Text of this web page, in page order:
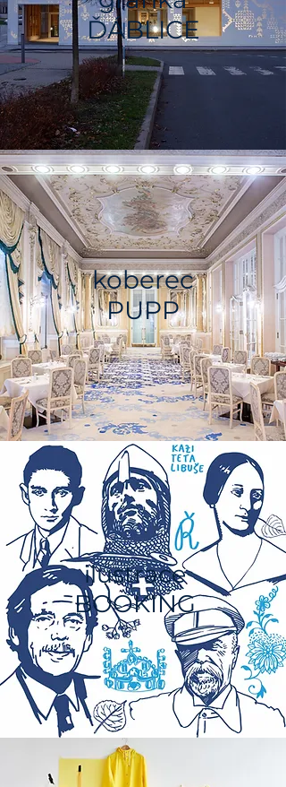
ĎÁBLICE
koberec
PUPP
ilustrace
BOOKING